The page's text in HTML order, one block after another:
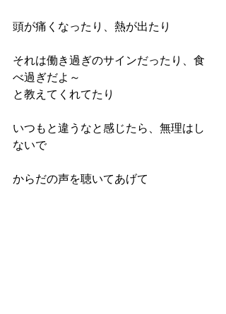
頭が痛くなったり、熱が出たり
それは働き過ぎのサインだったり、食
べ過ぎだよ～
と教えてくれてたり
いつもと違うなと感じたら、無理はし
ないで
からだの声を聴いてあげて